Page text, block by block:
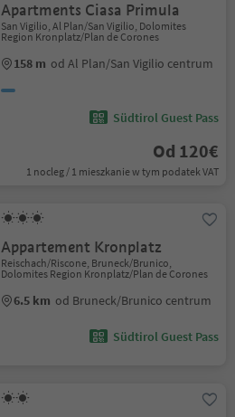
Apartments Ciasa Primula
San Vigilio, Al Plan/San Vigilio, Dolomites
Region Kronplatz/Plan de Corones
158 m od Al Plan/San Vigilio centrum
Südtirol Guest Pass
Od 120€
1 nocleg / 1 mieszkanie w tym podatek VAT
Appartement Kronplatz
Reischach/Riscone, Bruneck/Brunico,
Dolomites Region Kronplatz/Plan de Corones
6.5 km od Bruneck/Brunico centrum
Südtirol Guest Pass